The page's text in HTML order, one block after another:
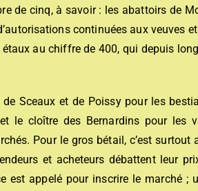
de cinq, à savoir : les abattoirs de
continuées aux veuves
au chiffre de 400, qui depuis
Sceaux et de Poissy pour les
le cloître des Bernardins pour les
Pour le gros bétail, c’est
et acheteurs débattent leur
est appelé pour inscrire le marché ;